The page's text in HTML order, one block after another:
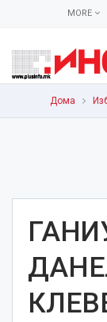
MORE
Дома